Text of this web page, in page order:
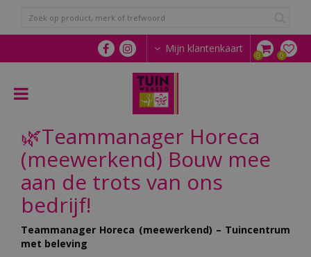
n
a
Mijn klantenkaart
🌿Teammanager Horeca
(meewerkend) Bouw mee
aan de trots van ons
bedrijf!
Teammanager Horeca (meewerkend) – Tuincentrum
met beleving